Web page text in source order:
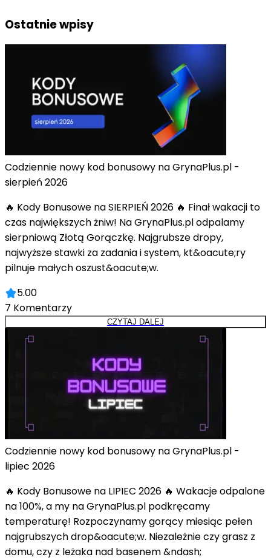
Ostatnie wpisy
Codziennie nowy kod bonusowy na GrynaPlus.pl -
sierpień 2026
🔥 Kody Bonusowe na SIERPIEŃ 2026 🔥 Finał wakacji to
czas największych żniw! Na GrynaPlus.pl odpalamy
sierpniową Złotą Gorączkę. Najgrubsze dropy,
najwyższe stawki za zadania i system, kt&oacute;ry
pilnuje małych oszust&oacute;w.
5.00
7 Komentarzy
CZYTAJ DALEJ
Codziennie nowy kod bonusowy na GrynaPlus.pl -
lipiec 2026
🔥 Kody Bonusowe na LIPIEC 2026 🔥 Wakacje odpalone
na 100%, a my na GrynaPlus.pl podkręcamy
temperaturę! Rozpoczynamy gorący miesiąc pełen
najgrubszych drop&oacute;w. Niezależnie czy grasz z
domu, czy z leżaka nad basenem &ndash;